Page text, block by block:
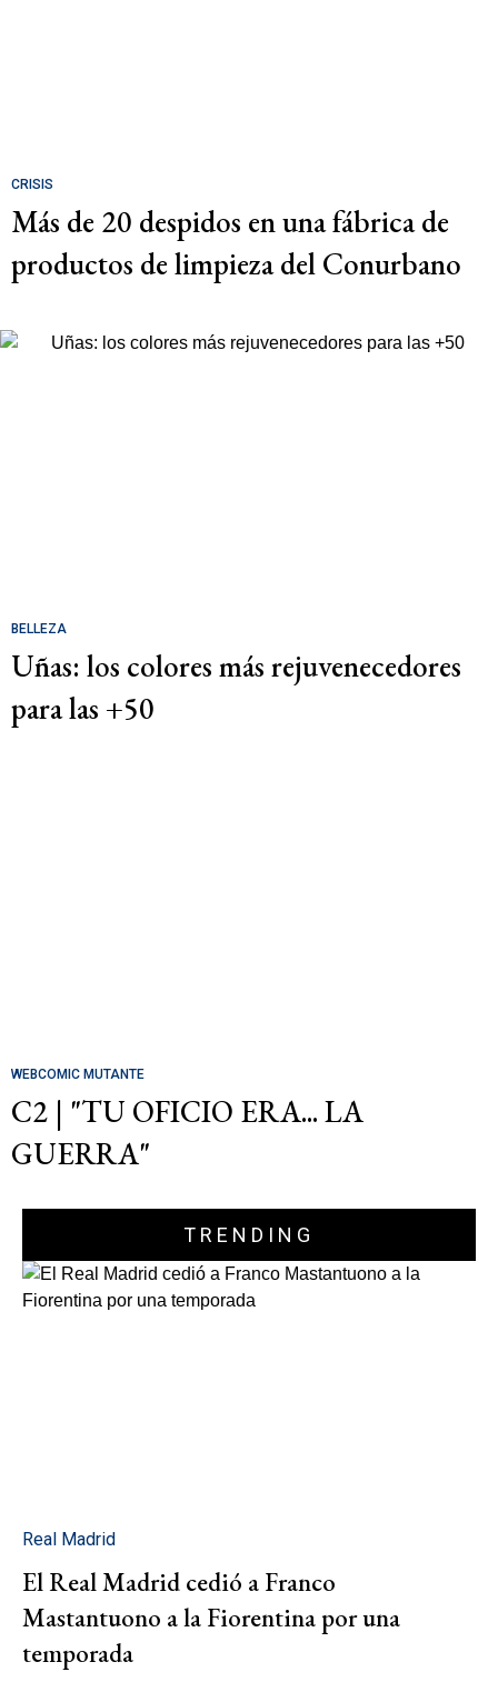
CRISIS
Más de 20 despidos en una fábrica de
productos de limpieza del Conurbano
BELLEZA
Uñas: los colores más rejuvenecedores
para las +50
WEBCOMIC MUTANTE
C2 | "TU OFICIO ERA... LA
GUERRA"
TRENDING
Real Madrid
El Real Madrid cedió a Franco
Mastantuono a la Fiorentina por una
temporada